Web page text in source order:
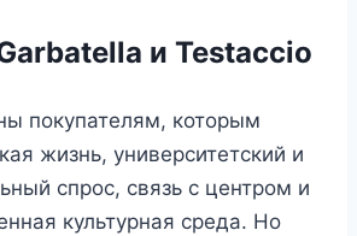
и Testaccio
покупателям, которым
жизнь, университетский и
спрос, связь с центром и
культурная среда. Но